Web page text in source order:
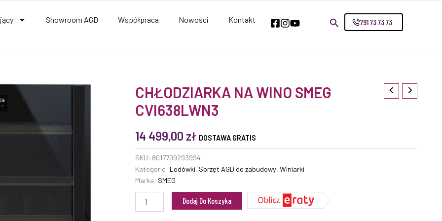
791 73 73 73
Showroom AGD Współpraca Nowości Kontakt
CHŁODZIARKA NA WINO SMEG
CVI638LWN3
14 499,00 zł DOSTAWA GRATIS
SKU: 8017709293994
Kategorie: Lodówki, Sprzęt AGD do zabudowy, Winiarki
Marka: SMEG
ilość
CHŁODZIARKA
NA
WINO
CVI638LWN3
Dodaj Do Koszyka